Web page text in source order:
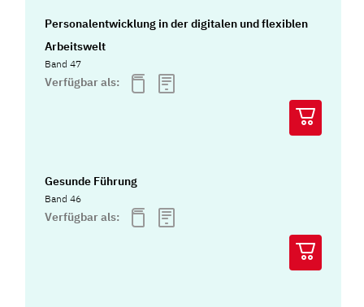
Personalentwicklung in der digitalen und flexiblen
Arbeitswelt
Band 47
Verfügbar als:
Gesunde Führung
Band 46
Verfügbar als: